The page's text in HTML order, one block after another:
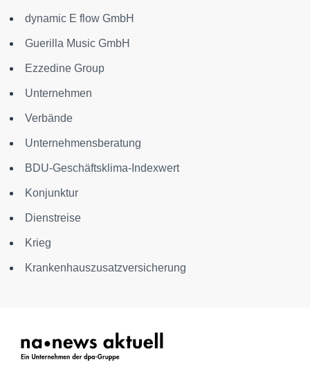
dynamic E flow GmbH
Guerilla Music GmbH
Ezzedine Group
Unternehmen
Verbände
Unternehmensberatung
BDU-Geschäftsklima-Indexwert
Konjunktur
Dienstreise
Krieg
Krankenhauszusatzversicherung